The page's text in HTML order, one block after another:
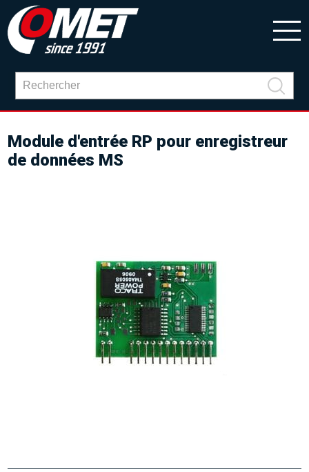
Module d'entrée RP pour enregistreur
de données MS